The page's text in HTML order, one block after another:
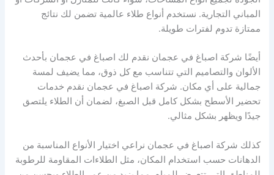
المباني التجارية. نستخدم أنواع طلاء عالمية تضمن لك نتائج
ممتازة تدوم لفترات طويلة.
أيضًا شركة اصباغ في عجمان نقدم لك اصباغ في عجمان بأحدث
الألوان والتصاميم التي تتناسب مع كل ذوق، مما يضيف لمسة
جمالية على أي مكان. شركة اصباغ في عجمان نقدم خدمات
تحضير الأسطح بشكل كامل قبل الصبغ، لضمان أن الطلاء يلتصق
جيدًا ويظهر بشكل مثالي.
كذلك شركة اصباغ في عجمان نراعي اختيار الأنواع المناسبة من
الدهانات حسب استخدام المكان، مثل الطلاءات المقاومة للرطوبة